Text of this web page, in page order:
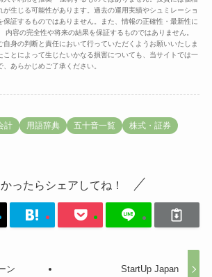
生じる可能性があります。過去の運用実績やシュミレーショ
保証するものではありません。また、情報の正確性・最新性に
内容の完全性や将来の結果を保証するものではありません。
身の判断と責任において行っていただくようお願いいたしま
ことによって生じたいかなる損害についても、当サイトでは一
あらかじめご了承ください。
計 用語辞典 五十音一覧
株式・証券
かったらシェアしてね！
ン StartUp Japan